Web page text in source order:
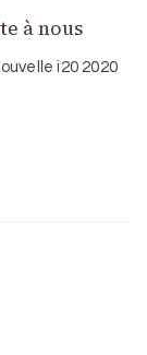
à nous
i20 2020